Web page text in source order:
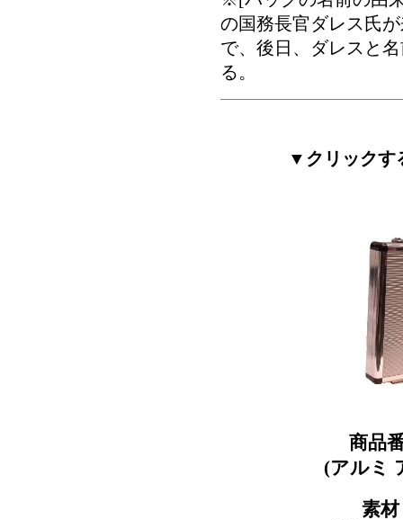
の国務長官ダレス氏
で、後日、ダレスと
る。
▼クリックす
商品
(アルミ
素材